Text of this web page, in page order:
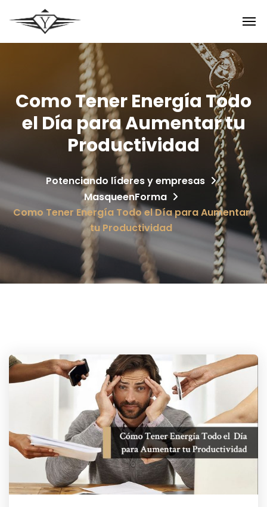
Como Tener Energía Todo
el Día para Aumentar tu
Productividad
Potenciando líderes y empresas
MasqueenForma
Como Tener Energía Todo el Día para Aumentar
tu Productividad